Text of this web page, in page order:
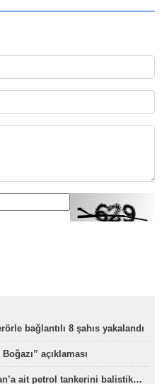
bağlantılı 8 şahıs yakalandı
açıklaması
ait petrol tankerini balistik…